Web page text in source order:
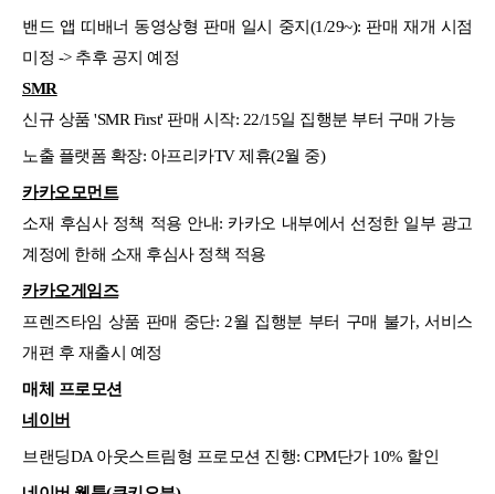
밴드 앱 띠배너 동영상형 판매 일시 중지(1/29~): 판매 재개 시점
미정 -> 추후 공지 예정
SMR
신규 상품 'SMR First' 판매 시작: 22/15일 집행분 부터 구매 가능
노출 플랫폼 확장: 아프리카TV 제휴(2월 중)
카카오모먼트
소재 후심사 정책 적용 안내: 카카오 내부에서 선정한 일부 광고
계정에 한해 소재 후심사 정책 적용
카카오게임즈
프렌즈타임 상품 판매 중단: 2월 집행분 부터 구매 불가, 서비스
개편 후 재출시 예정
매체 프로모션
네이버
브랜딩DA 아웃스트림형 프로모션 진행: CPM단가 10% 할인